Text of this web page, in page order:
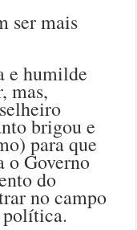
ser mais
e humilde
mas,
brigou e
para que
o Governo
do
no campo
política.